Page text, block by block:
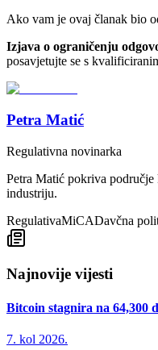
Ako vam je ovaj članak bio
Izjava o ograničenju
posavjetujte se s
Petra Matić
Regulativna novinarka
Petra Matić pokriva
industriju.
RegulativaMiCADavčna
Najnovije vijesti
Bitcoin stagnira na 64,300
7. kol 2026.